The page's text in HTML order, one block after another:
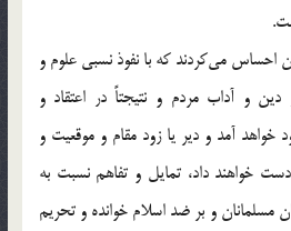
احساس‌ می‌کردند که‌ با نفوذ نسبی‌ علوم‌ و
و آداب‌ مردم‌ و نتیجتاً‌ در اعتقاد و
خواهد آمد و دیر یا زود مقام‌ و موقعیت‌ و
خواهند داد، تمایل‌ و تفاهم‌ نسبت‌ به‌
مسلمانان‌ و بر ضد اسلام‌ خوانده‌ و تحریم‌